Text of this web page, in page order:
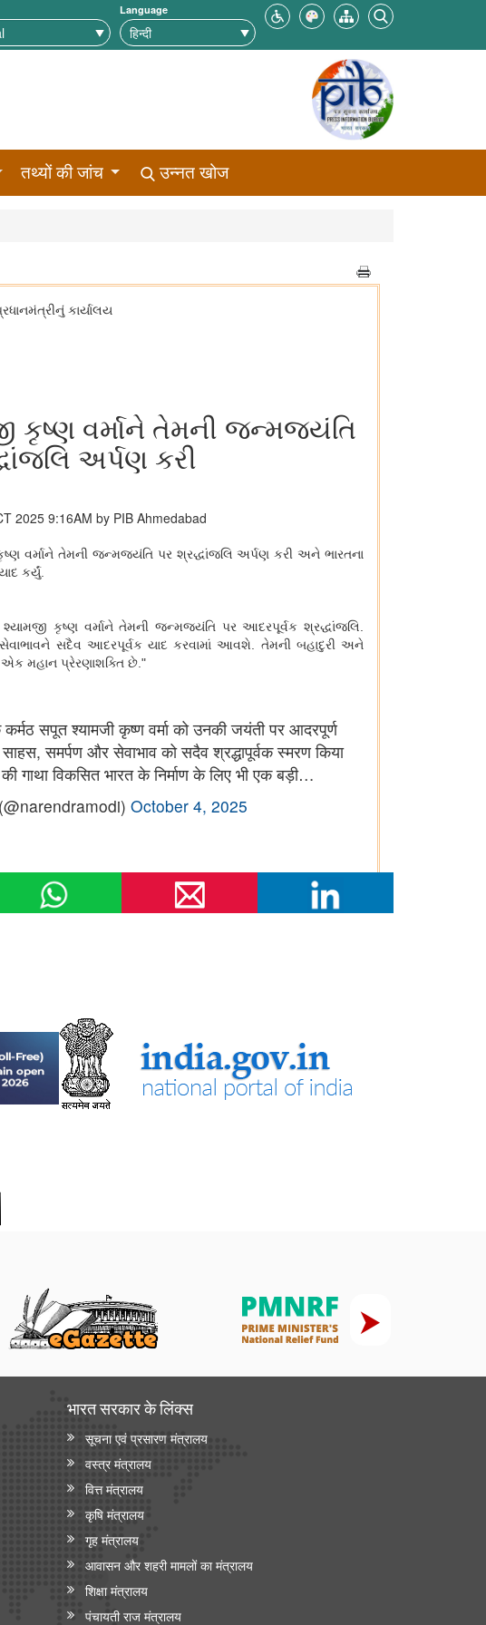
Language
तथ्यों की जांच उन्नत खोज
भारत सरकार के लिंक्‍स
सूचना एवं प्रसारण मंत्रालय
वस्त्र मंत्रालय
वित्त मंत्रालय
कृषि मंत्रालय
गृह मंत्रालय
आवासन और शहरी मामलों का मंत्रालय
शिक्षा मंत्रालय
पंचायती राज मंत्रालय